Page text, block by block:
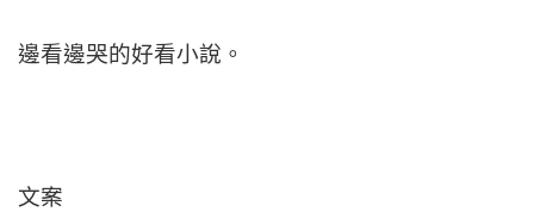
邊看邊哭的好看小說。
文案